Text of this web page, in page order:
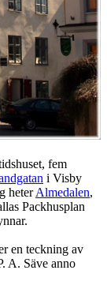
fem
i Visby
heterAlmedalen,
Packhusplan
en teckning av
A. Säve anno